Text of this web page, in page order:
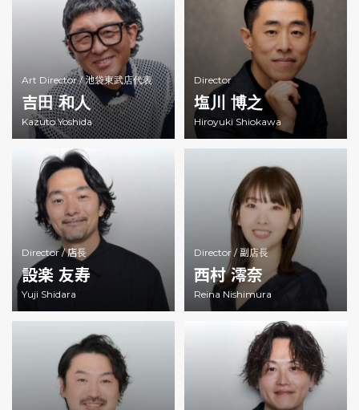
Art Director /池袋東武店代表
吉田 和人
Kazuto Yoshida
Director
塩川 博之
Hiroyuki Shiokawa
Director /店長
設楽 友寿
Yuji Shidara
Director / 副店長
西村 澪奈
Reina Nishimura